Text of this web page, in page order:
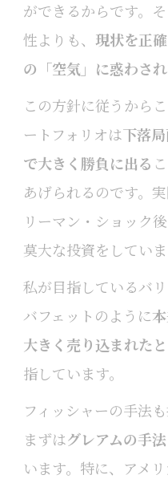
ができるからです。
性よりも、 現状を正
の「空気」に惑わさ
この方針に従うから
ートフォリオは下落
で大きく勝負に出る
あげられるのです。実
リーマン・ショック
莫大な投資をしていま
私が目指しているバ
バフェットのように
大きく売り込まれた
指しています。
フィッシャーの手法
まずはグレアムの手
います。特に、アメ